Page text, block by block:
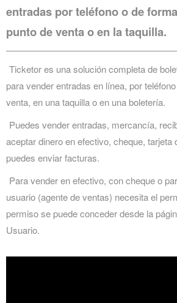
entradas por teléfono o de
punto de venta o en la taquilla.
Ticketor es una solución completa de
para vender entradas en línea, por
venta, en una taquilla o en una boletería.
Puedes vender entradas, mercancía,
aceptar dinero en efectivo, cheque, tarjeta
puedes enviar facturas.
Para vender en efectivo, con cheque o
usuario (agente de ventas) necesita el
permiso se puede conceder desde la
Usuario.